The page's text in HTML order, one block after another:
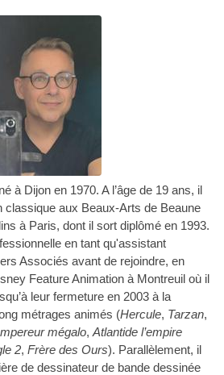
à Dijon en 1970. A l’âge de 19 ans, il
classique aux Beaux-Arts de Beaune
à Paris, dont il sort diplômé en 1993.
en tant qu'assistant
Associés avant de rejoindre, en
Feature Animation à Montreuil où il
leur fermeture en 2003 à la
métrages animés (Hercule, Tarzan,
mégalo, Atlantide l’empire
2, Frère des Ours). Parallèlement, il
de dessinateur de bande dessinée